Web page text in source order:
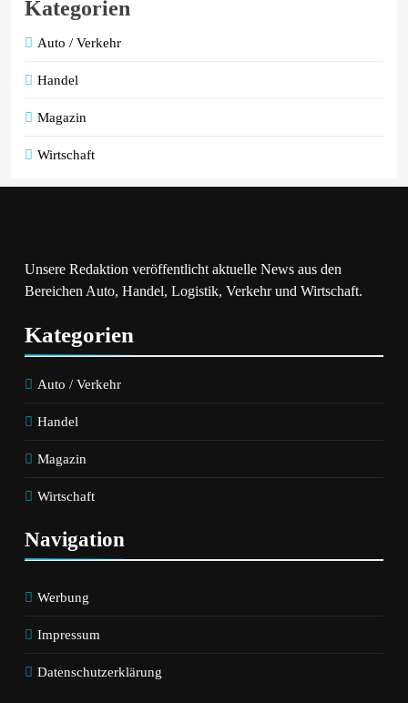
Kategorien
Auto / Verkehr
Handel
Magazin
Wirtschaft
Unsere Redaktion veröffentlicht aktuelle News aus den
Bereichen Auto, Handel, Logistik, Verkehr und Wirtschaft.
Kategorien
Auto / Verkehr
Handel
Magazin
Wirtschaft
Navigation
Werbung
Impressum
Datenschutzerklärung